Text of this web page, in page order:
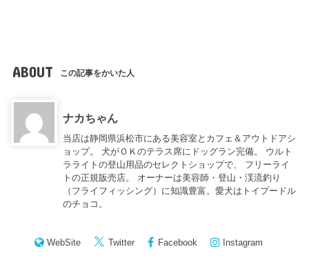
ABOUT この記事をかいた人
ナカちゃん
当店は静岡県浜松市にある美容室とカフェ＆アウトドアシ
ョップ。 犬がＯＫのテラス席にドッグラン完備。 ウルト
ラライトの登山用品のセレクトショップで、 フリーライ
トの正規販売店。 オーナーは美容師・登山・渓流釣り
（フライフィッシング）に知識豊富。愛犬はトイプードル
のチョコ。
WebSite Twitter Facebook Instagram